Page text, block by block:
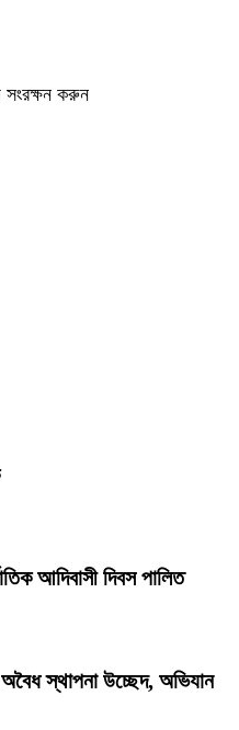
করুন
আদিবাসী দিবস পালিত
স্থাপনা উচ্ছেদ, অভিযান